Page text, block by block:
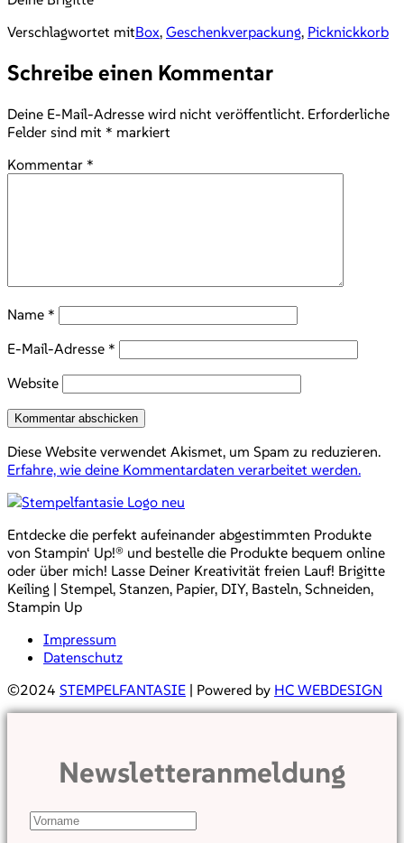
Verschlagwortet mitBox, Geschenkverpackung, Picknickkorb
Schreibe einen Kommentar
Deine E-Mail-Adresse wird nicht veröffentlicht. Erforderliche
Felder sind mit * markiert
Kommentar *
Name *
E-Mail-Adresse *
Website
Diese Website verwendet Akismet, um Spam zu reduzieren.
Erfahre, wie deine Kommentardaten verarbeitet werden.
Entdecke die perfekt aufeinander abgestimmten Produkte
von Stampin‘ Up!® und bestelle die Produkte bequem online
oder über mich! Lasse Deiner Kreativität freien Lauf! Brigitte
Keiling | Stempel, Stanzen, Papier, DIY, Basteln, Schneiden,
Stampin Up
Impressum
Datenschutz
©2024 STEMPELFANTASIE | Powered by HC WEBDESIGN
Newsletteranmeldung